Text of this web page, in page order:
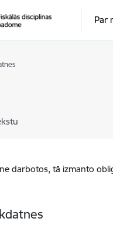
Par
darbotos, tā izmanto